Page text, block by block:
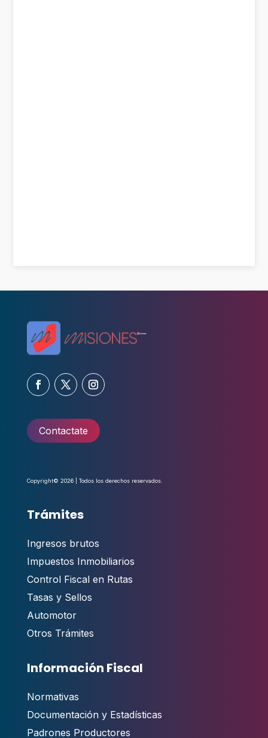
Contactate
Copyright© 2026 | Todos los derechos reservados.
Trámites
Ingresos brutos
Impuestos Inmobiliarios
Control Fiscal en Rutas
Tasas y Sellos
Automotor
Otros Trámites
Información Fiscal
Normativas
Documentación y Estadísticas
Padrones Productores